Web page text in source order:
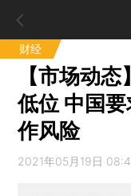
财经
【市场动
低位 中国
作风险
2021年05月19日